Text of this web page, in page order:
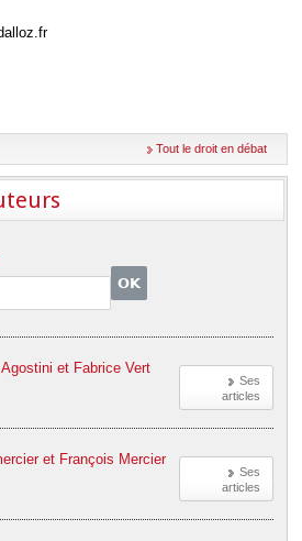
Tout le droit en débat
Ses
articles
Agostini et Fabrice Vert
Ses
articles
et François Mercier